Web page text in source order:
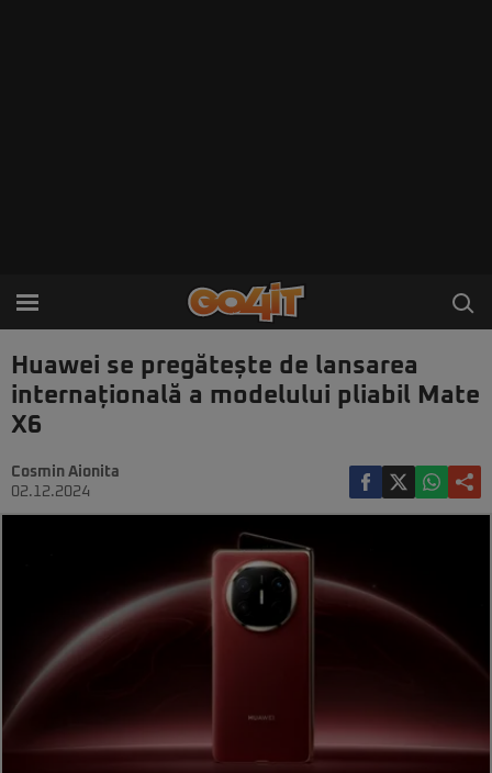
Huawei se pregătește de lansarea
internațională a modelului pliabil Mate
X6
Cosmin Aionita
02.12.2024